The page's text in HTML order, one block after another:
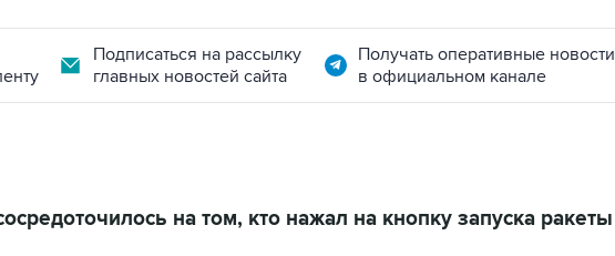
Подписаться на рассылку
главных новостей сайта
Получать оперативные новости
в официальном канале
на том, кто нажал на кнопку запуска ракеты